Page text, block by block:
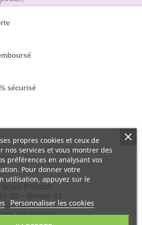
sécurisé
French
02 - Beige 11
de
les ongles
propres cookies et ceux de
nos services et vous montrer des
préférences en analysant vos
Pour donner votre
utilisation, appuyez sur le
Personnaliser les cookies